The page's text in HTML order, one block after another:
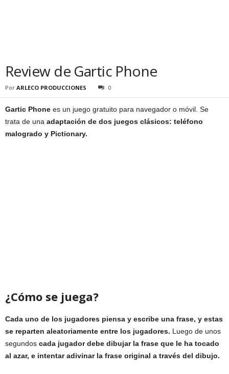
Review de Gartic Phone
Por ARLECO PRODUCCIONES 0
Gartic Phone es un juego gratuito para navegador o móvil. Se
trata de una adaptación de dos juegos clásicos: teléfono
malogrado y Pictionary.
¿Cómo se juega?
Cada uno de los jugadores piensa y escribe una frase, y estas
se reparten aleatoriamente entre los jugadores. Luego de unos
segundos cada jugador debe dibujar la frase que le ha tocado
al azar, e intentar adivinar la frase original a través del dibujo.